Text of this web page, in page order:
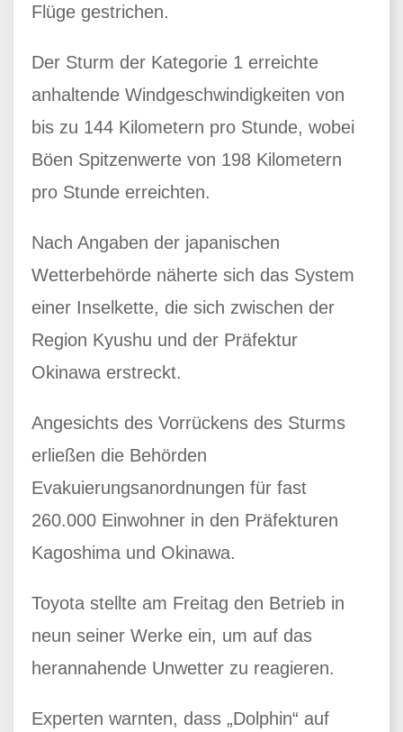
Flüge gestrichen.
Der Sturm der Kategorie 1 erreichte
anhaltende Windgeschwindigkeiten von
bis zu 144 Kilometern pro Stunde, wobei
Böen Spitzenwerte von 198 Kilometern
pro Stunde erreichten.
Nach Angaben der japanischen
Wetterbehörde näherte sich das System
einer Inselkette, die sich zwischen der
Region Kyushu und der Präfektur
Okinawa erstreckt.
Angesichts des Vorrückens des Sturms
erließen die Behörden
Evakuierungsanordnungen für fast
260.000 Einwohner in den Präfekturen
Kagoshima und Okinawa.
Toyota stellte am Freitag den Betrieb in
neun seiner Werke ein, um auf das
herannahende Unwetter zu reagieren.
Experten warnten, dass „Dolphin“ auf